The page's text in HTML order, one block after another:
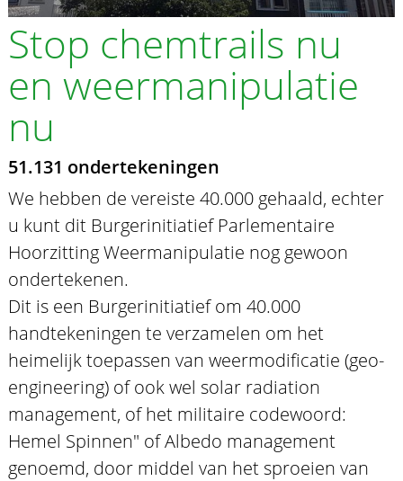
Stop chemtrails nu
en weermanipulatie
nu
51.131 ondertekeningen
We hebben de vereiste 40.000 gehaald, echter
u kunt dit Burgerinitiatief Parlementaire
Hoorzitting Weermanipulatie nog gewoon
ondertekenen.
Dit is een Burgerinitiatief om 40.000
handtekeningen te verzamelen om het
heimelijk toepassen van weermodificatie (geo-
engineering) of ook wel solar radiation
management, of het militaire codewoord:
Hemel Spinnen" of Albedo management
genoemd, door middel van het sproeien van